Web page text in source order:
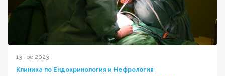
13 ное 2023
Клиника по Ендокринология и Нефрология